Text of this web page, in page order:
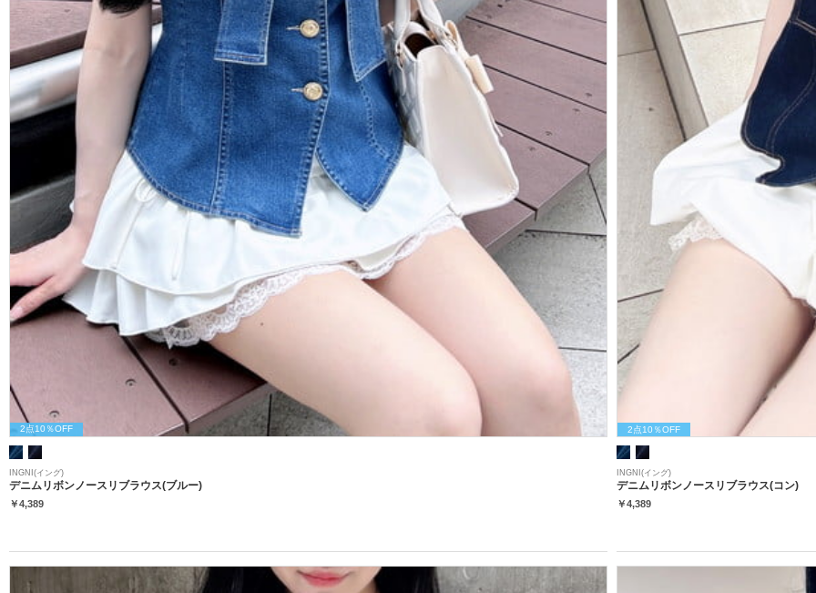
2点10％OFF
INGNI(イング)
デニムリボンノースリブラウス(ブルー)
￥4,389
2点10％OFF
INGNI(イング)
デニムリボンノースリブラウス(コン)
￥4,389